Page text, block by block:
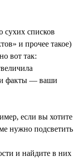
сухих списков
и прочее такое)
вот так:
и факты — ваши
если вы хотите
нужно подсветить
и найдите в них